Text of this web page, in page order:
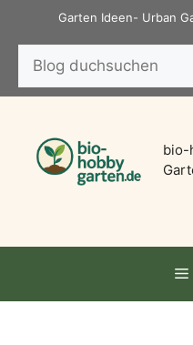
springen
Garten Ideen- Urban
bio-